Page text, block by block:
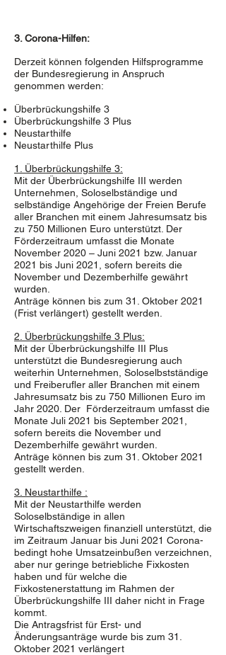
3. Corona-Hilfen:
Derzeit können folgenden Hilfsprogramme
der Bundesregierung in Anspruch
genommen werden:
Überbrückungshilfe 3
Überbrückungshilfe 3 Plus
Neustarthilfe
Neustarthilfe Plus
1. Überbrückungshilfe 3:
Mit der Überbrückungshilfe III werden
Unternehmen, Soloselbständige und
selbständige Angehörige der Freien Berufe
aller Branchen mit einem Jahresumsatz bis
zu 750 Millionen Euro unterstützt. Der
Förderzeitraum umfasst die Monate
November 2020 – Juni 2021 bzw. Januar
2021 bis Juni 2021, sofern bereits die
November und Dezemberhilfe gewährt
wurden.
Anträge können bis zum 31. Oktober 2021
(Frist verlängert) gestellt werden.
2. Überbrückungshilfe 3 Plus:
Mit der Überbrückungshilfe III Plus
unterstützt die Bundesregierung auch
weiterhin Unternehmen, Soloselbstständige
und Freiberufler aller Branchen mit einem
Jahresumsatz bis zu 750 Millionen Euro im
Jahr 2020. Der Förderzeitraum umfasst die
Monate Juli 2021 bis September 2021,
sofern bereits die November und
Dezemberhilfe gewährt wurden.
Anträge können bis zum 31. Oktober 2021
gestellt werden.
3. Neustarthilfe :
Mit der Neustarthilfe werden
Soloselbständige in allen
Wirtschaftszweigen finanziell unterstützt, die
im Zeitraum Januar bis Juni 2021 Corona-
bedingt hohe Umsatzeinbußen verzeichnen,
aber nur geringe betriebliche Fixkosten
haben und für welche die
Fixkostenerstattung im Rahmen der
Überbrückungshilfe III daher nicht in Frage
kommt.
Die Antragsfrist für Erst- und
Änderungsanträge wurde bis zum 31.
Oktober 2021 verlängert